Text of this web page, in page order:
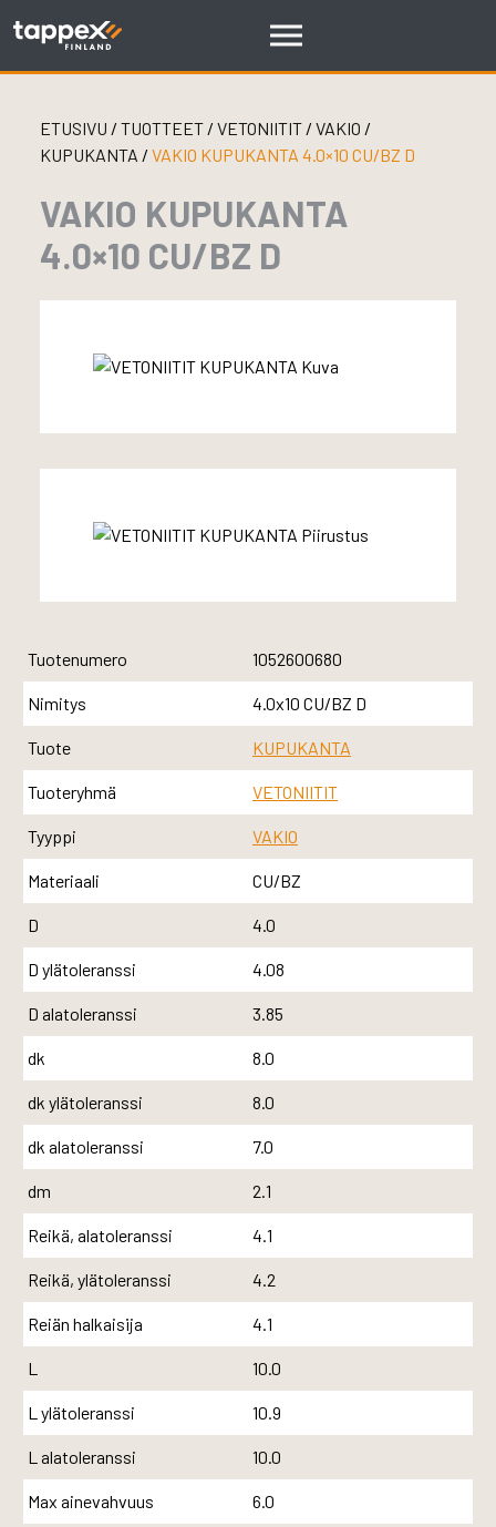
ETUSIVU / TUOTTEET/ VETONIITIT / VAKIO /
KUPUKANTA / VAKIO KUPUKANTA 4.0×10 CU/BZ D
VAKIO KUPUKANTA
4.0×10 CU/BZ D
Tuotenumero 1052600680
Nimitys 4.0x10 CU/BZ D
Tuote KUPUKANTA
Tuoteryhmä VETONIITIT
Tyyppi VAKIO
Materiaali CU/BZ
D 4.0
D ylätoleranssi 4.08
D alatoleranssi 3.85
dk 8.0
dk ylätoleranssi 8.0
dk alatoleranssi 7.0
dm 2.1
Reikä, alatoleranssi 4.1
Reikä, ylätoleranssi 4.2
Reiän halkaisija 4.1
L 10.0
L ylätoleranssi 10.9
L alatoleranssi 10.0
Max ainevahvuus 6.0